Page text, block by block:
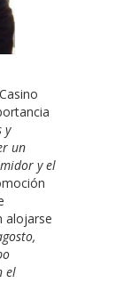
y
un
y el
alojarse
el